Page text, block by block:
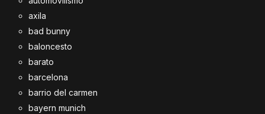
axila
bad bunny
baloncesto
barato
barcelona
barrio del carmen
bayern munich